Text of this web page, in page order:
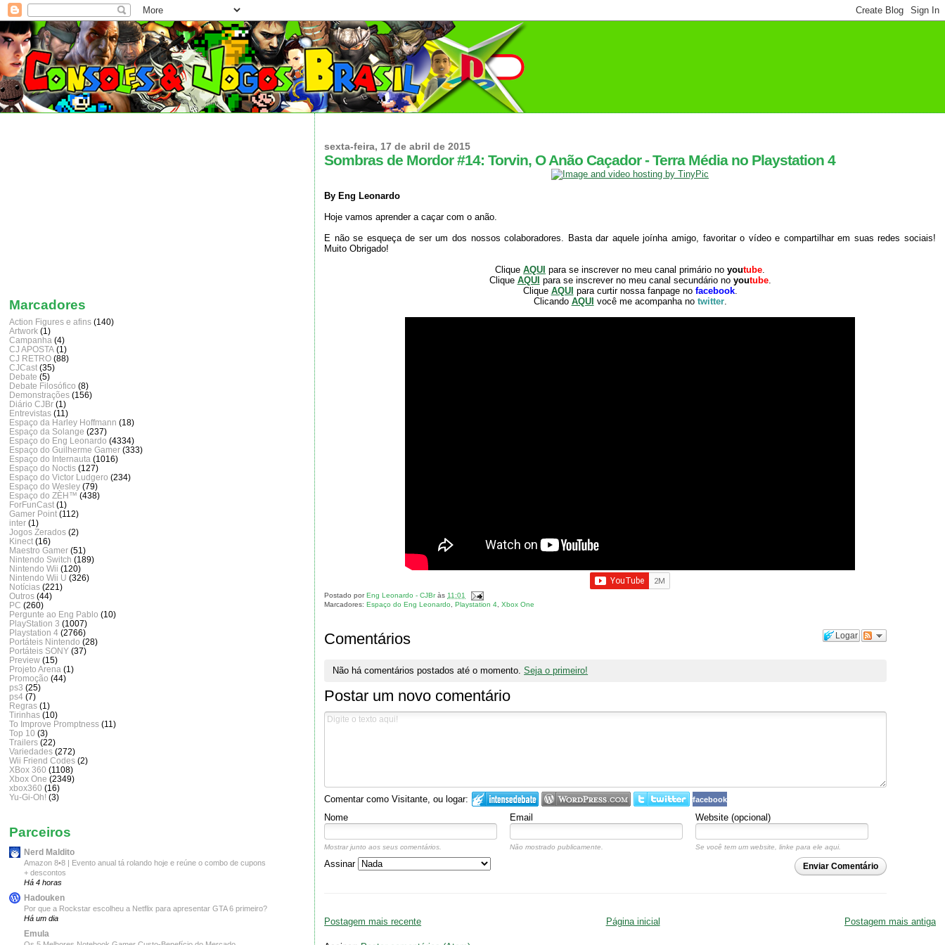
sexta-feira, 17 de abril de 2015
Sombras de Mordor #14: Torvin, O Anão Caçador - Terra Média no Playstation 4
By Eng Leonardo
Hoje vamos aprender a caçar com o anão.
E não se esqueça de ser um dos nossos colaboradores. Basta dar aquele joínha amigo, favoritar o vídeo e compartilhar em suas redes sociais!
Muito Obrigado!
CliqueAQUI para se inscrever no meu canal primário noyoutube.
Clique AQUI para se inscrever no meu canal secundário no youtube.
Clique AQUI para curtir nossa fanpage no facebook.
Clicando AQUI você me acompanha no twitter.
Postado porEng Leonardo - CJBràs11:01
Marcadores:Espaço do Eng Leonardo ,Playstation 4 ,Xbox One
Logar
Comentários
Não há comentários postados até o momento.Seja o primeiro!
Postar um novo comentário
Comentar como Visitante, ou logar: facebook
Nome Email Website (opcional)
Mostrar junto aos seus comentários. Não mostrado publicamente. Se você tem um website, linke para ele aqui.
Enviar Comentário
Assinar
Postagem mais recente Postagem mais antiga
Página inicial
Marcadores
Action Figures e afins (140)
Artwork (1)
Campanha (4)
CJ APOSTA (1)
CJ RETRO (88)
CJCast (35)
Debate (5)
Debate Filosófico (8)
Demonstrações (156)
Diário CJBr (1)
Entrevistas (11)
Espaço da Harley Hoffmann (18)
Espaço da Solange (237)
Espaço do Eng Leonardo (4334)
Espaço do Guilherme Gamer (333)
Espaço do Internauta (1016)
Espaço do Noctis (127)
Espaço do Victor Ludgero (234)
Espaço do Wesley (79)
Espaço do ZÈH™ (438)
ForFunCast (1)
Gamer Point (112)
inter (1)
Jogos Zerados (2)
Kinect (16)
Maestro Gamer (51)
Nintendo Switch (189)
Nintendo Wii (120)
Nintendo Wii U (326)
Notícias (221)
Outros (44)
PC (260)
Pergunte ao Eng Pablo (10)
PlayStation 3 (1007)
Playstation 4 (2766)
Portáteis Nintendo (28)
Portáteis SONY (37)
Preview (15)
Projeto Arena (1)
Promoção (44)
ps3 (25)
ps4 (7)
Regras (1)
Tirinhas (10)
To Improve Promptness (11)
Top 10 (3)
Trailers (22)
Variedades (272)
Wii Friend Codes (2)
XBox 360 (1108)
Xbox One (2349)
xbox360 (16)
Yu-Gi-Oh! (3)
Parceiros
Nerd Maldito
Amazon 8•8 | Evento anual tá rolando hoje e reúne o combo de cupons
+ descontos
Há 4 horas
Hadouken
Por que a Rockstar escolheu a Netflix para apresentar GTA 6 primeiro?
Há um dia
Emula